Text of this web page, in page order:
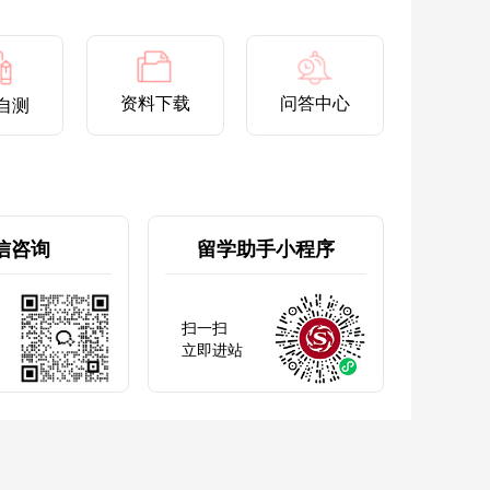
测 资料下载 问答中心
咨询 留学助手小程序
扫一扫
立即进站